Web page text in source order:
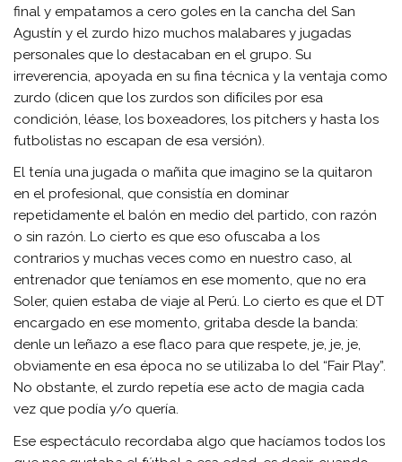
final y empatamos a cero goles en la cancha del San
Agustín y el zurdo hizo muchos malabares y jugadas
personales que lo destacaban en el grupo. Su
irreverencia, apoyada en su fina técnica y la ventaja como
zurdo (dicen que los zurdos son difíciles por esa
condición, léase, los boxeadores, los pitchers y hasta los
futbolistas no escapan de esa versión).
El tenía una jugada o mañita que imagino se la quitaron
en el profesional, que consistía en dominar
repetidamente el balón en medio del partido, con razón
o sin razón. Lo cierto es que eso ofuscaba a los
contrarios y muchas veces como en nuestro caso, al
entrenador que teníamos en ese momento, que no era
Soler, quien estaba de viaje al Perú. Lo cierto es que el DT
encargado en ese momento, gritaba desde la banda:
denle un leñazo a ese flaco para que respete, je, je, je,
obviamente en esa época no se utilizaba lo del “Fair Play”.
No obstante, el zurdo repetía ese acto de magia cada
vez que podía y/o quería.
Ese espectáculo recordaba algo que hacíamos todos los